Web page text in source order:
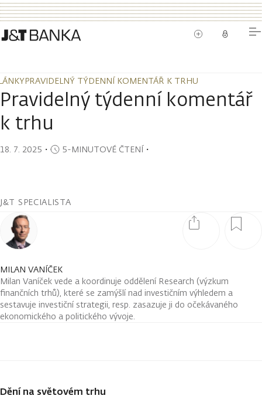
PRAVIDELNÝ TÝDENNÍ KOMENTÁŘ K TRHU
PRAVIDELNÝ TÝDENNÍ KOMENTÁŘ K TRHU
Pravidelný týdenní komentář
k trhu
18. 7. 2025 ・ 5-MINUTOVÉ ČTENÍ・
J&T SPECIALISTA
MILAN VANÍČEK
Milan Vaníček vede a koordinuje oddělení Research (výzkum
finančních trhů), které se zamýšlí nad investičním výhledem a
sestavuje investiční strategii, resp. zasazuje ji do očekávaného
ekonomického a politického vývoje.
Dění na světovém trhu